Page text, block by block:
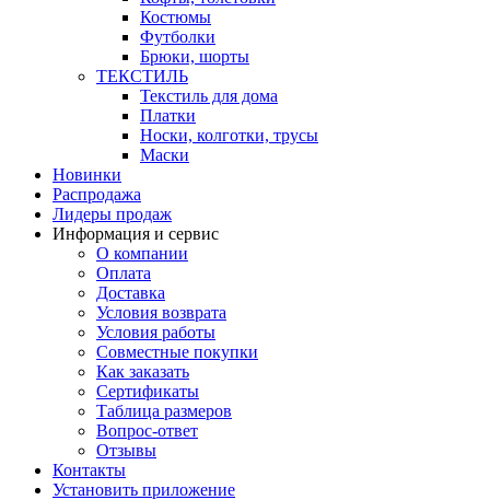
Костюмы
Футболки
Брюки, шорты
ТЕКСТИЛЬ
Текстиль для дома
Платки
Носки, колготки, трусы
Маски
Новинки
Распродажа
Лидеры продаж
Информация и сервис
О компании
Оплата
Доставка
Условия возврата
Условия работы
Совместные покупки
Как заказать
Сертификаты
Таблица размеров
Вопрос-ответ
Отзывы
Контакты
Установить приложение